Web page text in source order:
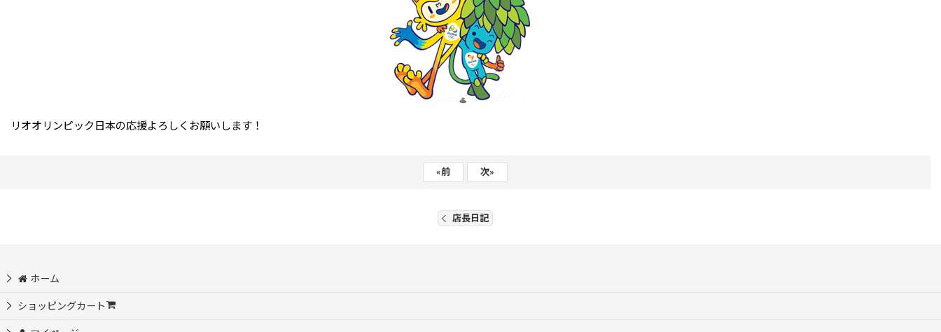
リオオリンピック日本の応援よろしくお願いします！
«前 次»
店長日記
ホーム
ショッピングカート